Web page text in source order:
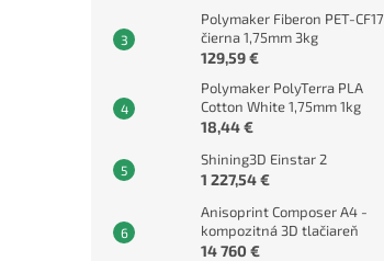
Polymaker Fiberon PET-CF17
čierna 1,75mm 3kg
129,59 €
Polymaker PolyTerra PLA
Cotton White 1,75mm 1kg
18,44 €
Shining3D Einstar 2
1 227,54 €
Anisoprint Composer A4 -
kompozitná 3D tlačiareň
14 760 €